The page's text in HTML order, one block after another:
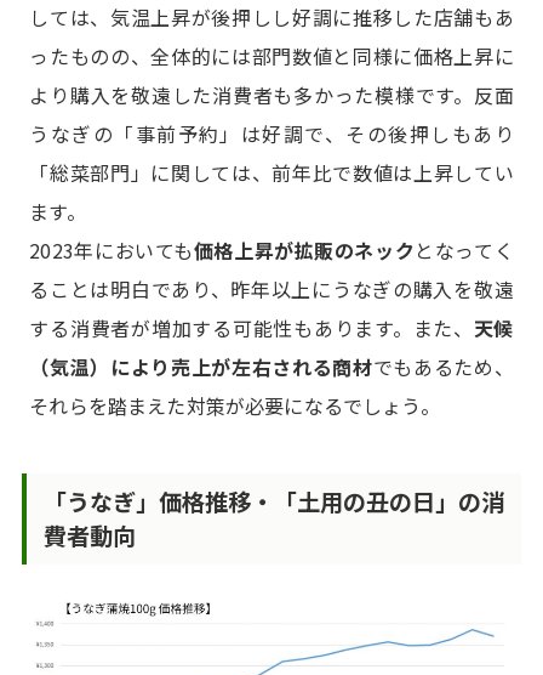
しては、気温上昇が後押しし好調に推移した店舗もあ
ったものの、全体的には部門数値と同様に価格上昇に
より購入を敬遠した消費者も多かった模様です。反面
うなぎの「事前予約」は好調で、その後押しもあり
「総菜部門」に関しては、前年比で数値は上昇してい
ます。
2023年においても価格上昇が拡販のネックとなってく
ることは明白であり、昨年以上にうなぎの購入を敬遠
する消費者が増加する可能性もあります。また、 天候
（気温）により売上が左右される商材でもあるため、
それらを踏まえた対策が必要になるでしょう。
「うなぎ」価格推移・「土用の丑の日」の消
費者動向